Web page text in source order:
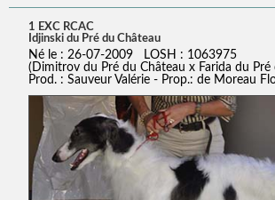
1 EXC RCAC
Idjinski du Pré du Château
Né le : 26-07-2009 LOSH : 1063975
(Dimitrov du Pré du Château x Farida du Pré
Prod. : Sauveur Valérie - Prop.: de Moreau